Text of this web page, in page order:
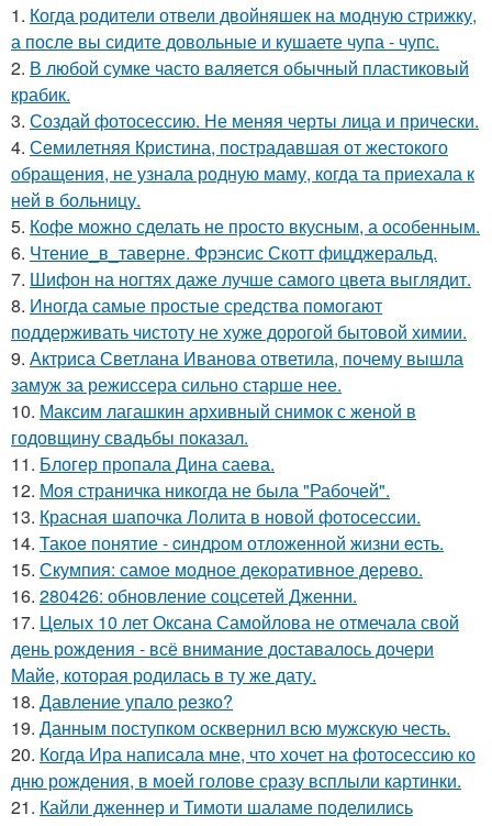
1. Когда родители отвели двойняшек на модную стрижку,
а после вы сидите довольные и кушаете чупа - чупс.
2. В любой сумке часто валяется обычный пластиковый
крабик.
3. Создай фотосессию. Не меняя черты лица и прически.
4. Семилетняя Кристина, пострадавшая от жестокого
обращения, не узнала родную маму, когда та приехала к
ней в больницу.
5. Кофе можно сделать не просто вкусным, а особенным.
6. Чтение_в_таверне. Фрэнсис Скотт фицджеральд.
7. Шифон на ногтях даже лучше самого цвета выглядит.
8. Иногда самые простые средства помогают
поддерживать чистоту не хуже дорогой бытовой химии.
9. Актриса Светлана Иванова ответила, почему вышла
замуж за режиссера сильно старше нее.
10. Максим лагашкин архивный снимок с женой в
годовщину свадьбы показал.
11. Блогер пропала Дина саева.
12. Моя страничка никогда не была "Рабочей".
13. Красная шапочка Лолита в новой фотосессии.
14. Такoe понятие - cиндpом отложeнной жизни ecть.
15. Скумпия: самое модное декоративное дерево.
16. 280426: обновление соцсетей Дженни.
17. Целых 10 лет Оксана Самойлова не отмечала свой
день рождения - всё внимание доставалось дочери
Майе, которая родилась в ту же дату.
18. Давление упало резко?
19. Данным поступком осквернил всю мужскую честь.
20. Когда Ира написала мне, что хочет на фотосессию ко
дню рождения, в моей голове сразу всплыли картинки.
21. Кайли дженнер и Тимоти шаламе поделились